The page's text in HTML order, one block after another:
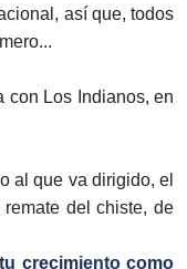
así que, todos
con Los Indianos, en
al que va dirigido, el
del chiste, de
crecimiento como